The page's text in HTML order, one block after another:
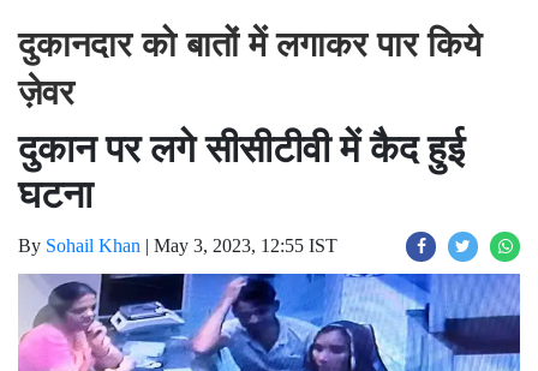
दुकानदार को बातों में लगाकर पार किये
ज़ेवर
दुकान पर लगे सीसीटीवी में कैद हुई
घटना
By Sohail Khan | May 3, 2023, 12:55 IST